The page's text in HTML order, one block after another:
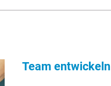
Team entwickeln